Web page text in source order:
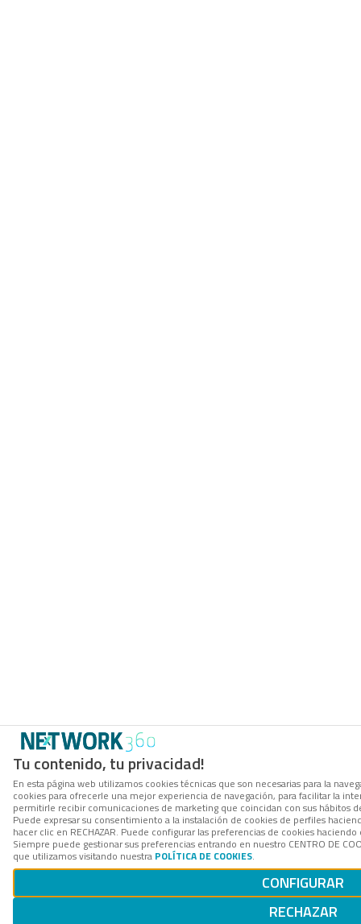
Tu contenido, tu privacidad!
En esta página web utilizamos cookies técnicas que son necesarias para la
cookies para ofrecerle una mejor experiencia de navegación, para facilitar la
permitirle recibir comunicaciones de marketing que coincidan con sus hábitos
Puede expresar su consentimiento a la instalación de cookies de perfiles
hacer clic en RECHAZAR. Puede configurar las preferencias de cookies haciendo
Siempre puede gestionar sus preferencias entrando en nuestro CENTRO DE
que utilizamos visitando nuestra POLÍTICA DE COOKIES.
CONFIGURAR
RECHAZAR